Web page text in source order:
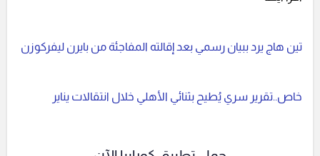
تين هاج يرد ببيان رسمي بعد إقالته المفاجئة من بايرن ليفركوزن
خاص..تقرير سري يُطيح بثنائي الأهلي خلال انتقالات يناير